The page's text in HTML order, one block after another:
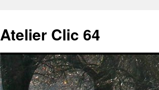
contenu
Atelier Clic 64